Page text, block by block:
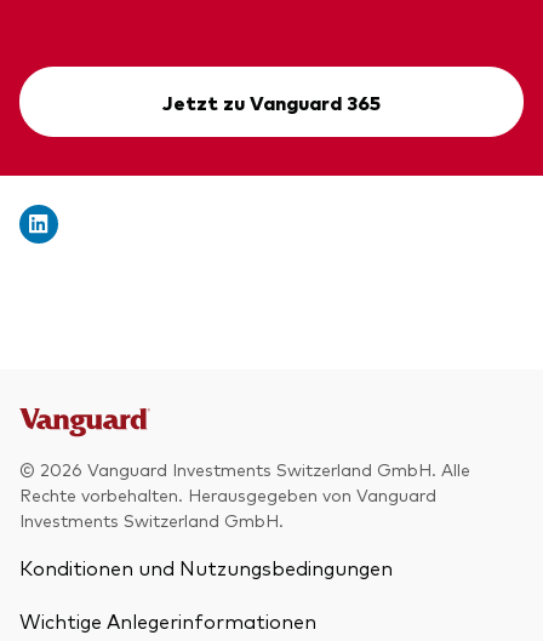
Jetzt zu Vanguard 365
© 2026 Vanguard Investments Switzerland GmbH. Alle
Rechte vorbehalten. Herausgegeben von Vanguard
Investments Switzerland GmbH.
Konditionen und Nutzungsbedingungen
Wichtige Anlegerinformationen